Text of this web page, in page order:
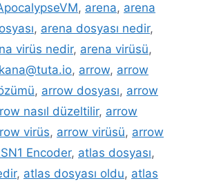
, arena, arena
, arena dosyası nedir,
virüs nedir, arena virüsü,
, arrow, arrow
, arrow dosyası, arrow
nasıl düzeltilir, arrow
virüs, arrow virüsü, arrow
Encoder, atlas dosyası,
, atlas dosyası oldu, atlas